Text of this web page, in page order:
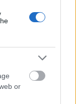
or